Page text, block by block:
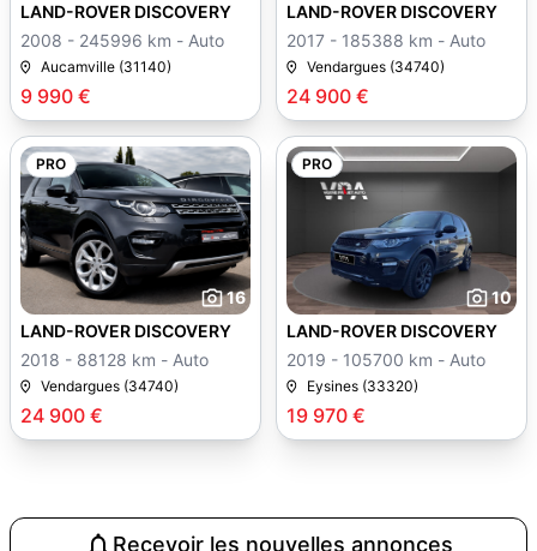
9 990 €
LAND-ROVER DISCOVERY
2008 - 245996 km - Auto
Aucamville (31140)
24 900 €
LAND-ROVER DISCOVERY
2017 - 185388 km - Auto
Vendargues (34740)
PRO
16
24 900 €
LAND-ROVER DISCOVERY
2018 - 88128 km - Auto
Vendargues (34740)
PRO
10
19 970 €
LAND-ROVER DISCOVERY
2019 - 105700 km - Auto
Eysines (33320)
Recevoir les nouvelles annonces